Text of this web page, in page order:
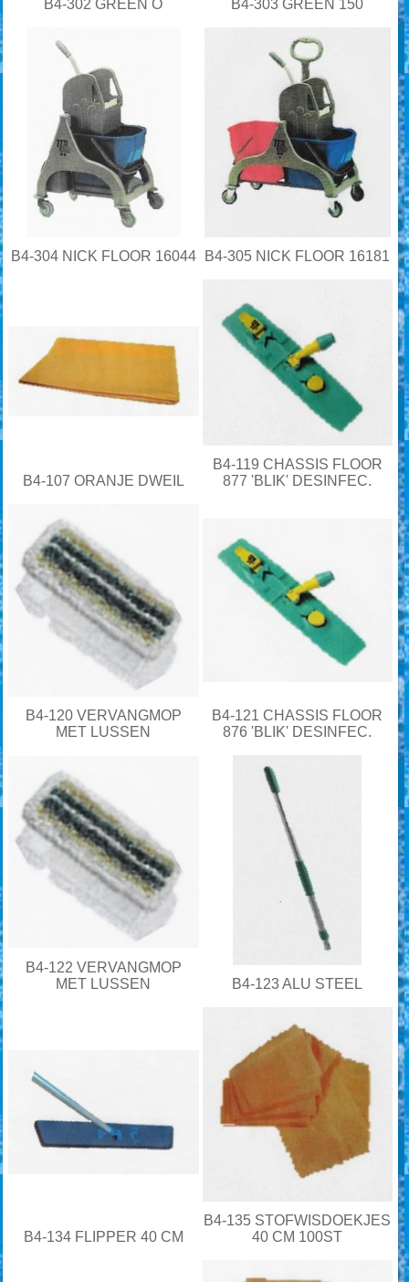
B4-302 GREEN O B4-303 GREEN 150
B4-304 NICK FLOOR 16044 B4-305 NICK FLOOR 16181
B4-107 ORANJE DWEIL
B4-119 CHASSIS FLOOR
877 'BLIK' DESINFEC.
B4-120 VERVANGMOP
MET LUSSEN
B4-121 CHASSIS FLOOR
876 'BLIK' DESINFEC.
B4-122 VERVANGMOP
MET LUSSEN
B4-123 ALU STEEL
B4-134 FLIPPER 40 CM
B4-135 STOFWISDOEKJES
40 CM 100ST